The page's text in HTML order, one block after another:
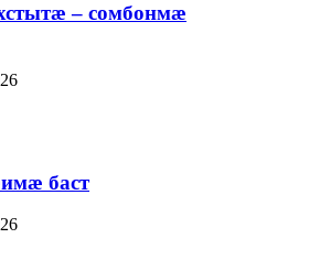
– сомбонмæ
баст